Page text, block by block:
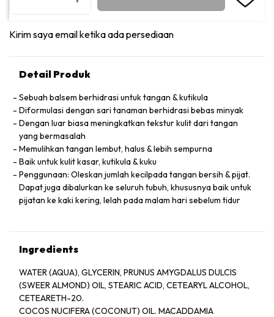
Kirim saya email ketika ada persediaan
Detail Produk
Sebuah balsem berhidrasi untuk tangan & kutikula
Diformulasi dengan sari tanaman berhidrasi bebas minyak
Dengan luar biasa meningkatkan tekstur kulit dari tangan
yang bermasalah
Memulihkan tangan lembut, halus & lebih sempurna
Baik untuk kulit kasar, kutikula & kuku
Penggunaan: Oleskan jumlah kecilpada tangan bersih & pijat.
Dapat juga dibalurkan ke seluruh tubuh, khususnya baik untuk
pijatan ke kaki kering, lelah pada malam hari sebelum tidur
Ingredients
WATER (AQUA), GLYCERIN, PRUNUS AMYGDALUS DULCIS
(SWEER ALMOND) OIL, STEARIC ACID, CETEARYL ALCOHOL,
CETEARETH-20.
COCOS NUCIFERA (COCONUT) OIL. MACADDAMIA